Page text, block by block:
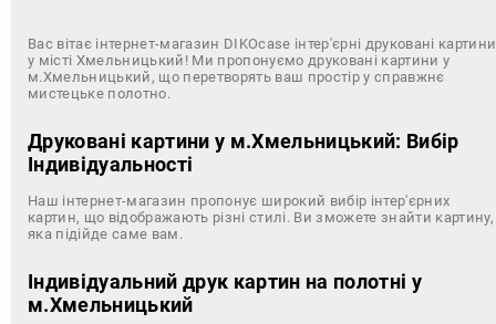
Вас вітає інтернет-магазин DIKOcase інтер'єрні друковані картини
у місті Хмельницький! Ми пропонуємо друковані картини у
м.Хмельницький, що перетворять ваш простір у справжнє
мистецьке полотно.
Друковані картини у м.Хмельницький: Вибір
Індивідуальності
Наш інтернет-магазин пропонує широкий вибір інтер'єрних
картин, що відображають різні стилі. Ви зможете знайти картину,
яка підійде саме вам.
Індивідуальний друк картин на полотні у
м.Хмельницький